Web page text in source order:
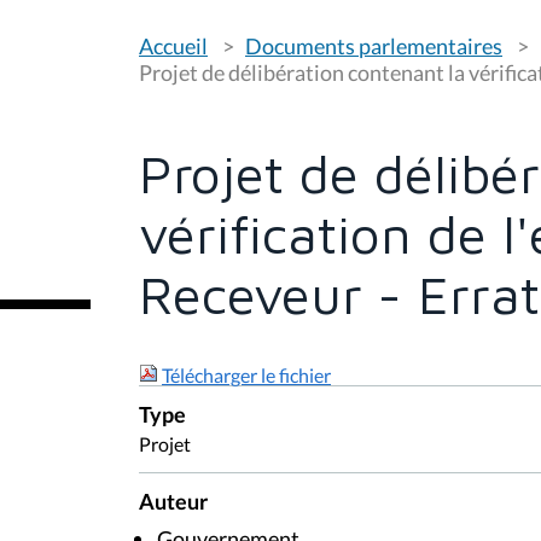
o
u
s
s
i
Accueil
Documents parlementaires
Projet de délibération contenant la
Projet de
vérification de
Receveur -
Télécharger le fichier
Type
Projet
Auteur